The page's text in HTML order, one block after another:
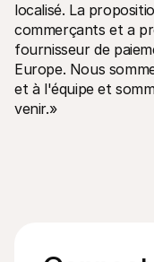
localisé. La
commerçants et a
fournisseur de
Europe. Nous
et à l'équipe et
venir.»